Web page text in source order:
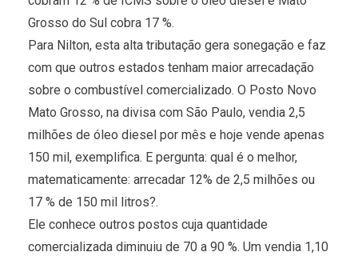
Grosso do Sul cobra 17 %.
Para Nilton, esta alta tributação gera sonegação e faz
com que outros estados tenham maior arrecadação
sobre o combustível comercializado. O Posto Novo
Mato Grosso, na divisa com São Paulo, vendia 2,5
milhões de óleo diesel por mês e hoje vende apenas
150 mil, exemplifica. E pergunta: qual é o melhor,
matematicamente: arrecadar 12% de 2,5 milhões ou
17 % de 150 mil litros?.
Ele conhece outros postos cuja quantidade
comercializada diminuiu de 70 a 90 %. Um vendia 1,10